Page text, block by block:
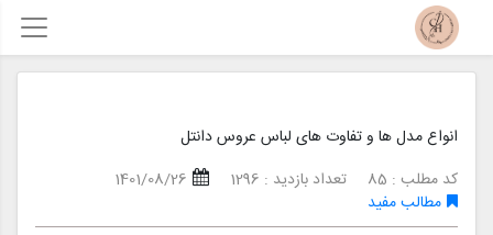
انواع مدل ها و تفاوت های لباس عروس دانتل
کد مطلب : 85
تعداد بازدید : 1296
1401/08/26
مطالب مفید